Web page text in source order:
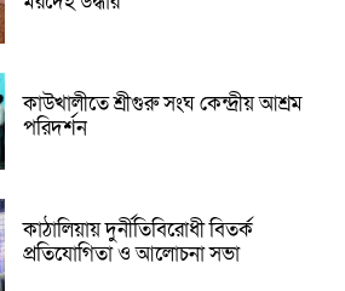
কাউখালীতে শ্রীগুরু সংঘ কেন্দ্রীয় আশ্রম
পরিদর্শন
কাঠালিয়ায় দুর্নীতিবিরোধী বিতর্ক
প্রতিযোগিতা ও আলোচনা সভা